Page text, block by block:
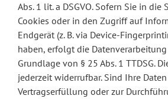
Abs. 1 lit. a DSGVO. Sofern Sie in die
Cookies oder in den Zugriff auf
Endgerät (z. B. via Device-
haben, erfolgt die
Grundlage von § 25 Abs. 1 TTDSG.
jederzeit widerrufbar. Sind Ihre
Vertragserfüllung oder zur